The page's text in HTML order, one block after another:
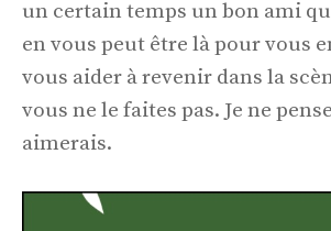
un certain temps un bon ami
en vous peut être là pour vous
vous aider à revenir dans la
vous ne le faites pas. Je ne
aimerais.